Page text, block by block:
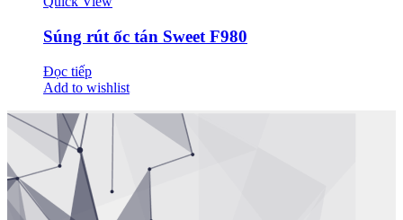
Súng rút ốc tán Sweet F980
Đọc tiếp
Add to wishlist